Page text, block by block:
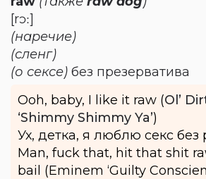
[rɔː]
(наречие)
(сленг)
(о сексе) без презерватива
Ooh, baby, I like it raw (Ol’
‘Shimmy Shimmy Ya’)
Ух, детка, я люблю секс без
Man, fuck that, hit that shit
bail (Eminem ‘Guilty